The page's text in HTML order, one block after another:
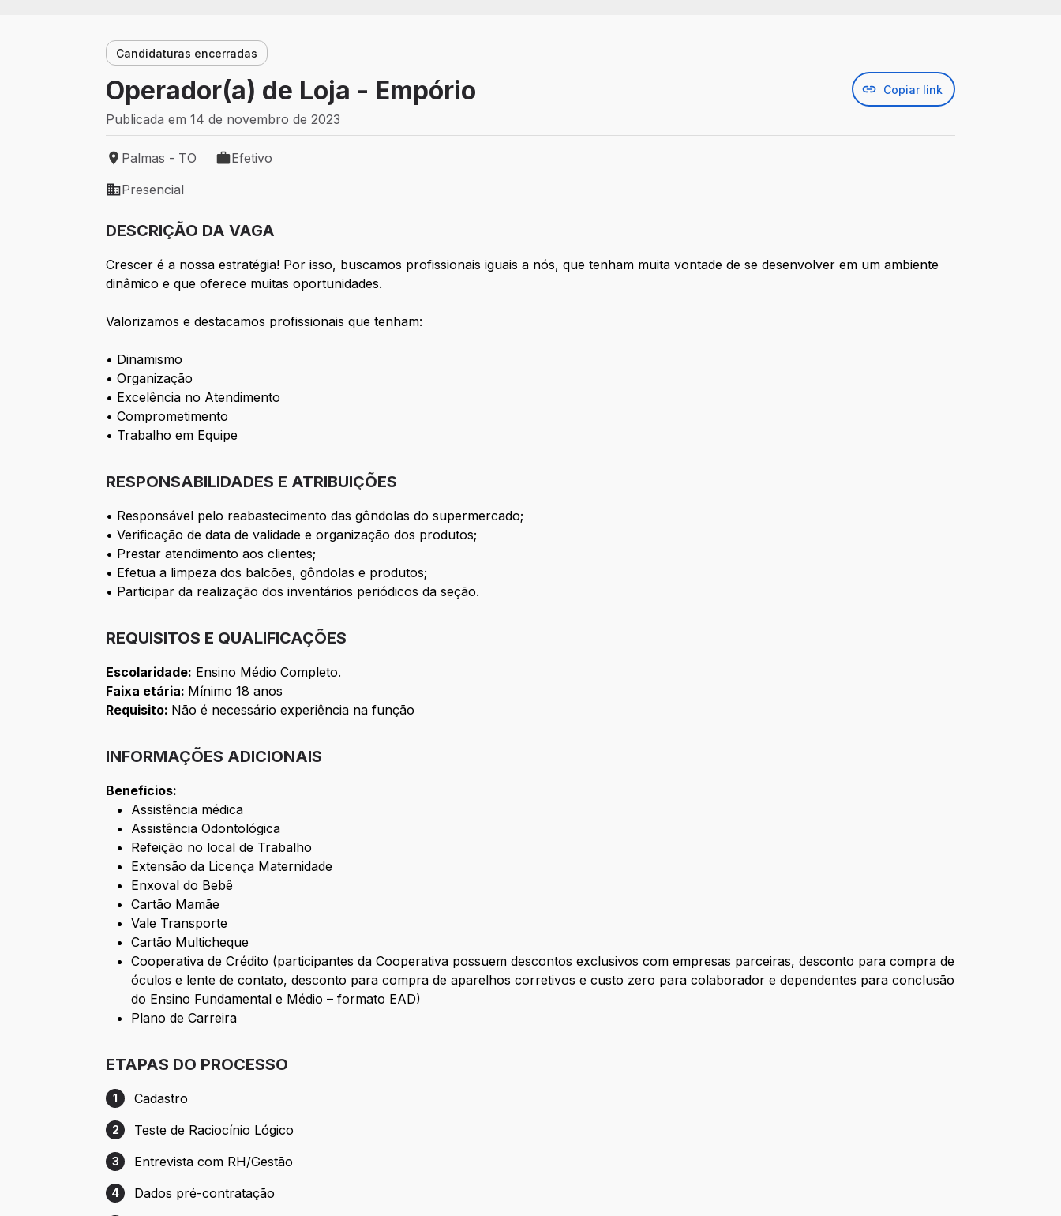
Candidaturas encerradas
Operador(a) de Loja - Empório Copiar link
Publicada em 14 de novembro de 2023
Local de trabalho: Palmas - TO
Palmas - TO
Tipo de vaga: Efetivo
Efetivo
Modelo de trabalho: Presencial
Presencial
DESCRIÇÃO DA VAGA
Crescer é a nossa estratégia! Por isso, buscamos profissionais iguais a nós, que tenham muita vontade de se desenvolver em um ambiente
dinâmico e que oferece muitas oportunidades.
Valorizamos e destacamos profissionais que tenham:
• Dinamismo
•Organização
• Excelência no Atendimento
•Comprometimento
• Trabalho em Equipe
RESPONSABILIDADES E ATRIBUIÇÕES
• Responsável pelo reabastecimento das gôndolas do supermercado;
•Verificação de data de validade e organização dos produtos;
• Prestar atendimento aos clientes;
• Efetua a limpeza dos balcões, gôndolas e produtos;
• Participar da realização dos inventários periódicos da seção.
REQUISITOS E QUALIFICAÇÕES
Escolaridade: Ensino Médio Completo.
Faixa etária: Mínimo 18 anos
Requisito: Não é necessário experiência na função
INFORMAÇÕES ADICIONAIS
Benefícios:
Assistência médica
Assistência Odontológica
Refeição no local de Trabalho
Extensão da Licença Maternidade
Enxoval do Bebê
Cartão Mamãe
Vale Transporte
Cartão Multicheque
Cooperativa de Crédito (participantes da Cooperativa possuem descontos exclusivos com empresas parceiras, desconto para compra de
óculos e lente de contato, desconto para compra de aparelhos corretivos e custo zero para colaborador e dependentes para conclusão
do Ensino Fundamental e Médio – formato EAD)
Plano de Carreira
ETAPAS DO PROCESSO
Etapa 1: Cadastro
1 Cadastro
Etapa 2: Teste de Raciocínio Lógico
2 Teste de Raciocínio Lógico
Etapa 3: Entrevista com RH/Gestão
3 Entrevista com RH/Gestão
Etapa 4: Dados pré-contratação
4 Dados pré-contratação